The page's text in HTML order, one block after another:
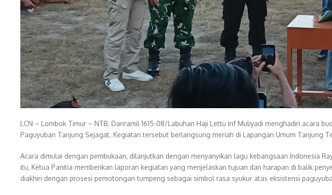
LCN – Lombok Timur – NTB, Danramil 1615-08/Labuhan Haji Lettu Inf Muliyadi menghadiri acara
Paguyuban Tanjung Sejagat. Kegiatan tersebut berlangsung meriah di Lapangan Umum Tanjung
Acara dimulai dengan pembukaan, dilanjutkan dengan menyanyikan lagu kebangsaan Indonesia
itu, Ketua Panitia memberikan laporan kegiatan yang menjelaskan tujuan dan harapan di balik
diakhiri dengan prosesi pemotongan tumpeng sebagai simbol rasa syukur atas eksistensi